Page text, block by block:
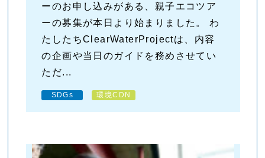
ーのお申し込みがある、親子エコツア
ーの募集が本日より始まりました。 わ
たしたちClearWaterProjectは、内容
の企画や当日のガイドを務めさせてい
ただ...
SDGs 環境CDN